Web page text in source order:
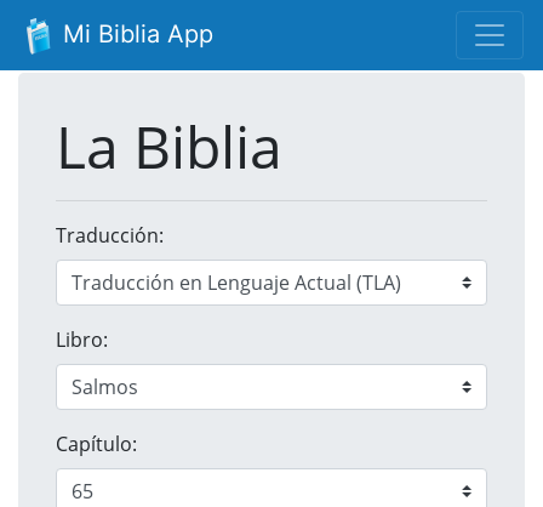
Mi Biblia App
La Biblia
Traducción:
Libro:
Capítulo: